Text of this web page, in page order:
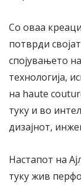
Со оваа
потврди
спојувањето
технологија,
на haute
туку и во
дизајнот,
Настапот на
туку жив